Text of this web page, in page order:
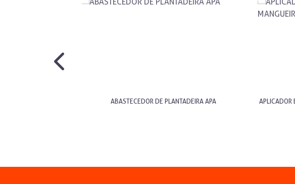
ABASTECEDOR DE PLANTADEIRA APA APLICADOR